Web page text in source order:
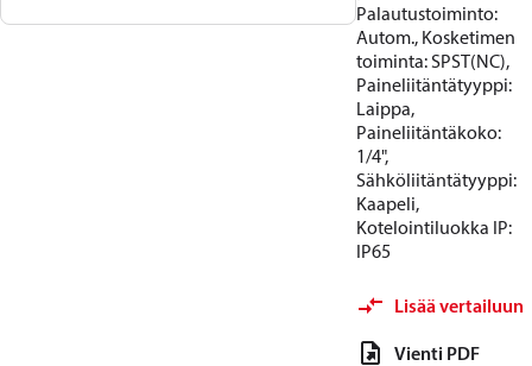
Palautustoiminto:
Autom., Kosketimen
toiminta: SPST(NC),
Paineliitäntätyyppi:
Laippa,
Paineliitäntäkoko:
1/4",
Sähköliitäntätyyppi:
Kaapeli,
Kotelointiluokka IP:
IP65
Lisää vertailuun
Vienti PDF